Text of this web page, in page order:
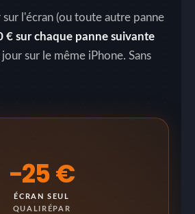
l'écran (ou toute autre panne
€ sur chaque panne suivante
sur le même iPhone. Sans
−25 €
ÉCRAN SEUL
QUALIRÉPAR